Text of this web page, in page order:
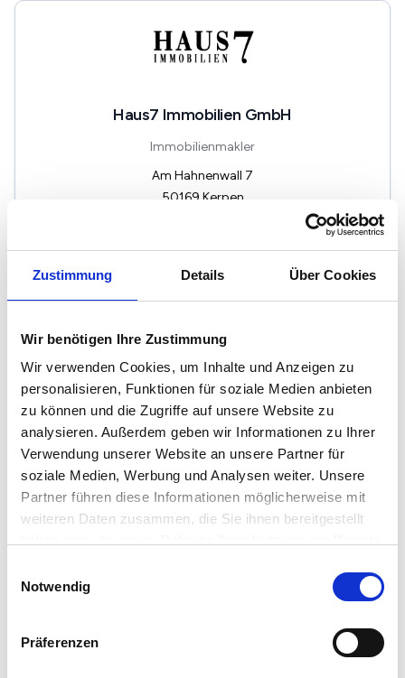
Zustimmung Details Über Cookies
Wir benötigen Ihre Zustimmung
Wir verwenden Cookies, um Inhalte und Anzeigen zu
personalisieren, Funktionen für soziale Medien anbieten
zu können und die Zugriffe auf unsere Website zu
analysieren. Außerdem geben wir Informationen zu Ihrer
Verwendung unserer Website an unsere Partner für
soziale Medien, Werbung und Analysen weiter. Unsere
Partner führen diese Informationen möglicherweise mit
weiteren Daten zusammen, die Sie ihnen bereitgestellt
Notwendig
Präferenzen
Haus7 Immobilien GmbH
Immobilienmakler
Am Hahnenwall 7
50169 Kerpen
Hengstebeck Immobilien
Immobilienmakler
Claire-Waldoff-Str. 48
zum Anbieter